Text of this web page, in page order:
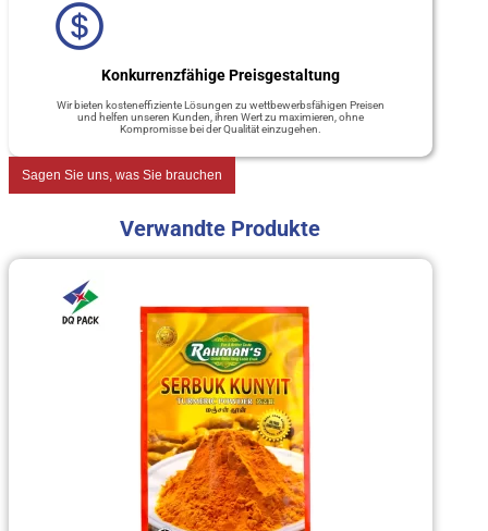
Konkurrenzfähige Preisgestaltung
Wir bieten kosteneffiziente Lösungen zu wettbewerbsfähigen Preisen
und helfen unseren Kunden, ihren Wert zu maximieren, ohne
Kompromisse bei der Qualität einzugehen.
Sagen Sie uns, was Sie brauchen
Verwandte Produkte